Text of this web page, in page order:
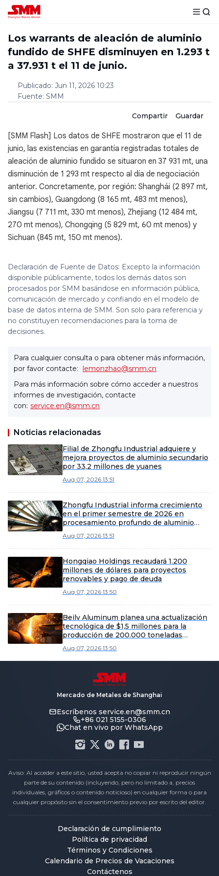
Los warrants de aleación de aluminio
fundido de SHFE disminuyen en 1.293 t
a 37.931 t el 11 de junio.
Publicado: Jun 11, 2026 10:23
Fuente: SMM
Compartir Guardar
[SMM Flash] Los datos de SHFE mostraron que el 11 de
junio, las existencias en garantía registradas totales de
aleación de aluminio fundido se situaron en 37 931 mt, una
disminución de 1 293 mt respecto al día de negociación
anterior. Concretamente, por región: Shanghái (2 897 mt,
sin cambios), Guangdong (8 165 mt, 483 mt menos),
Jiangsu (7 711 mt, 330 mt menos), Zhejiang (12 484 mt,
270 mt menos), Chongqing (5 829 mt, 60 mt menos) y
Sichuan (845 mt, 150 mt menos).
Declaración de Fuente de Datos: Excepto la información
disponible públicamente, todos los demás datos son
procesados por SMM basándose en información pública,
comunicación de mercado y confiando en el modelo de
base de datos interna de SMM. Son solo para referencia y
no constituyen recomendaciones para la toma de
decisiones.
Para cualquier consulta o para obtener más información,
por favor contacte: lemonzhao@smm.cn
Para más información sobre cómo acceder a nuestros
informes de investigación, contacte
con: service.en@smm.cn
Noticias relacionadas
Filial de Zhongfu Industrial adquiere y
mejora proyectos de aluminio secundario
por 33,2 millones de yuanes
Aug 07, 2026 13:51
Zhongfu Industrial informa crecimiento
en el primer semestre de 2026 en
procesamiento profundo de aluminio
mercado
Aug 07, 2026 13:51
Hongqiao Holdings recaudará 1.200
millones de dólares para proyectos
renovables y pago de deuda
Aug 07, 2026 13:50
Beilv Aluminum planea una actualización
tecnológica de $1,5 millones para la
producción de 200.000 toneladas
de Yangxin.
Aug 07, 2026 13:50
Mercado de Metales de Shanghai
Escríbenos service.en@smm.cn
+86 021 5155-0306
Chat en vivo por WhatsApp
Aviso: Al acceder a este sitio, usted acepta no copiar ni reproducir ningún
parte de su contenido (incluyendo, pero no limitado a, precios
individuales, gráficos o contenido noticioso) en cualquier forma o para
cualquier propósito sin el consentimiento previo por escrito del editor.
Declaración de cumplimiento
Política de privacidad
Términos y Condiciones
Calendario de Precios de Vacaciones
Contáctenos